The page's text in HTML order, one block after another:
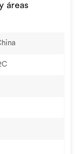
áreas